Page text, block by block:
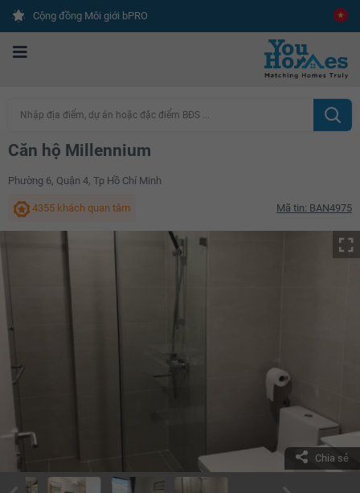
Cộng đồng Môi giới bPRO
Nhập địa điểm, dự án hoặc đặc điểm BĐS ...
Căn hộ Millennium
Phường 6, Quận 4, Tp Hồ Chí Minh
4355 khách quan tâm Mã tin: BAN4975
Chia sẻ